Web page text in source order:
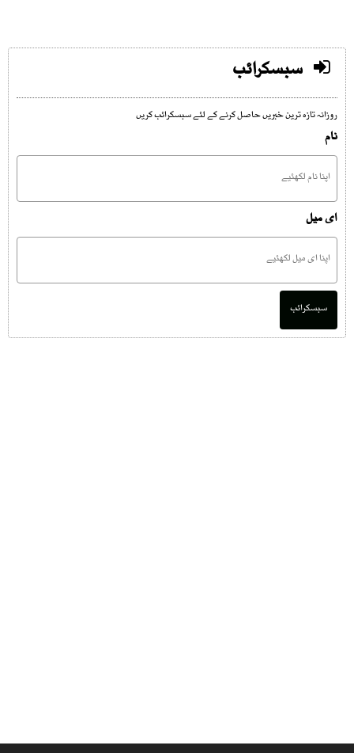
سبسکرائب
روزانہ تازہ ترین خبریں حاصل کرنے کے لئے سبسکرائب کریں
نام
ای میل
سبسکرائب